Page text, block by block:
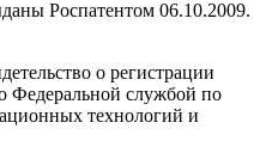
Роспатентом 06.10.2009.
о регистрации
службой по
технологий и